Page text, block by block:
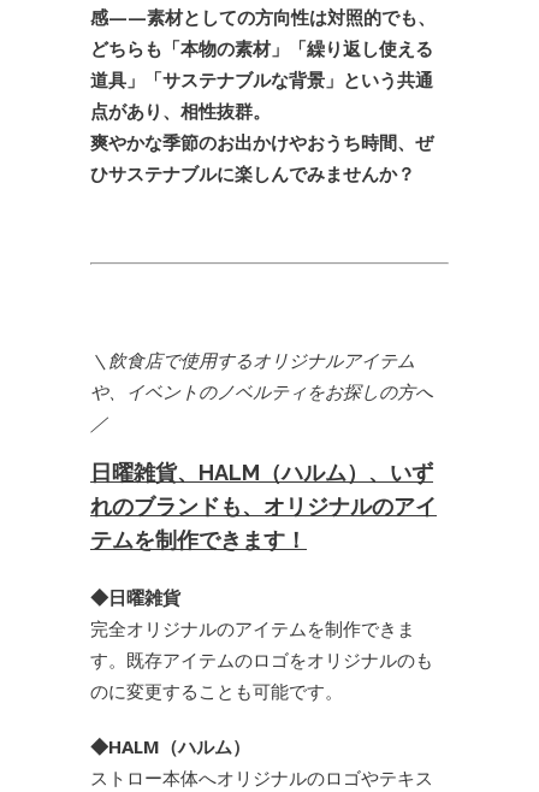
感——素材としての方向性は対照的でも、
どちらも「本物の素材」「繰り返し使える
道具」「サステナブルな背景」という共通
点があり、相性抜群。
爽やかな季節のお出かけやおうち時間、ぜ
ひサステナブルに楽しんでみませんか？
＼飲食店で使用するオリジナルアイテム
や、イベントのノベルティをお探しの方へ
／
日曜雑貨、HALM（ハルム）、いず
れのブランドも、オリジナルのアイ
テムを制作できます！
◆日曜雑貨
完全オリジナルのアイテムを制作できま
す。既存アイテムのロゴをオリジナルのも
のに変更することも可能です。
◆HALM（ハルム）
ストロー本体へオリジナルのロゴやテキス